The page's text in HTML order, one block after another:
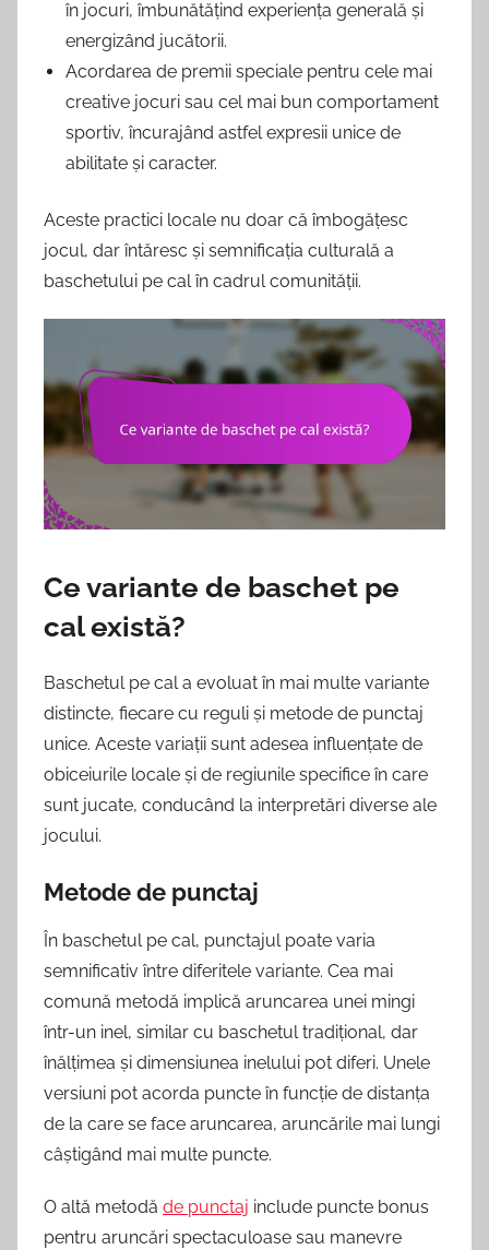
în jocuri, îmbunătățind experiența generală și
energizând jucătorii.
Acordarea de premii speciale pentru cele mai
creative jocuri sau cel mai bun comportament
sportiv, încurajând astfel expresii unice de
abilitate și caracter.
Aceste practici locale nu doar că îmbogățesc
jocul, dar întăresc și semnificația culturală a
baschetului pe cal în cadrul comunității.
Ce variante de baschet pe
cal există?
Baschetul pe cal a evoluat în mai multe variante
distincte, fiecare cu reguli și metode de punctaj
unice. Aceste variații sunt adesea influențate de
obiceiurile locale și de regiunile specifice în care
sunt jucate, conducând la interpretări diverse ale
jocului.
Metode de punctaj
În baschetul pe cal, punctajul poate varia
semnificativ între diferitele variante. Cea mai
comună metodă implică aruncarea unei mingi
într-un inel, similar cu baschetul tradițional, dar
înălțimea și dimensiunea inelului pot diferi. Unele
versiuni pot acorda puncte în funcție de distanța
de la care se face aruncarea, aruncările mai lungi
câștigând mai multe puncte.
O altă metodă de punctaj include puncte bonus
pentru aruncări spectaculoase sau manevre